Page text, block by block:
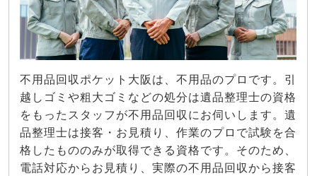
不用品回収ポケット大阪は、不用品のプロです。引
越しゴミや粗大ゴミなどの処分は遺品整理士の資格
をもったスタッフが不用品回収にお伺いします。遺
品整理士は接客・お見積り、作業のプロで試験を合
格したもののみが取得できる資格です。そのため、
電話対応からお見積り、実際の不用品回収から接客